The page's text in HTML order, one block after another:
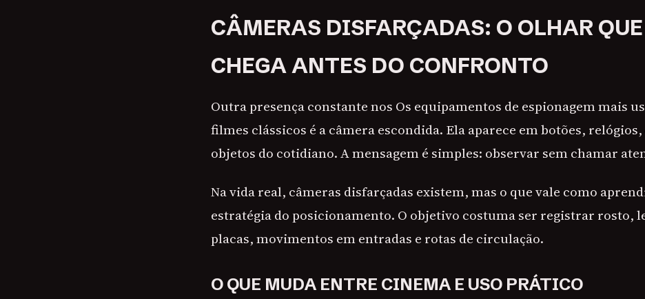
CÂMERAS DISFARÇADAS: O OLHAR QUE
CHEGA ANTES DO CONFRONTO
Outra presença constante nos Os equipamentos de espionagem mais
filmes clássicos é a câmera escondida. Ela aparece em botões,
objetos do cotidiano. A mensagem é simples: observar sem chamar
Na vida real, câmeras disfarçadas existem, mas o que vale como
estratégia do posicionamento. O objetivo costuma ser registrar rosto,
placas, movimentos em entradas e rotas de circulação.
O QUE MUDA ENTRE CINEMA E USO PRÁTICO